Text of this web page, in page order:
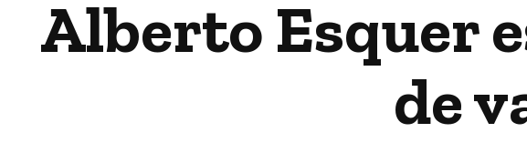
Alberto Esquer
de